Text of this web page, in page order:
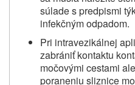
súlade s predpismi
infekčným odpadom.
Pri intravezikálnej
zabrániť kontaktu
močovými cestami
poraneniu sliznice